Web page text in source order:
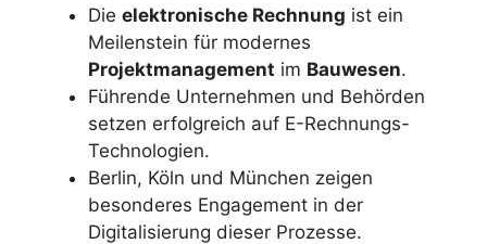
Die elektronische Rechnung ist ein
Meilenstein für modernes
Projektmanagement im Bauwesen.
Führende Unternehmen und Behörden
setzen erfolgreich auf E-Rechnungs-
Technologien.
Berlin, Köln und München zeigen
besonderes Engagement in der
Digitalisierung dieser Prozesse.